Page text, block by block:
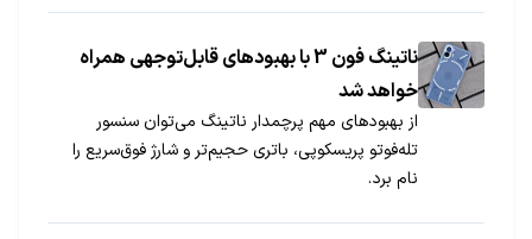
ناتینگ فون 3 با بهبودهای قابل‌توجهی همراه
خواهد شد
از بهبودهای مهم پرچمدار ناتینگ می‌توان سنسور
تله‌فوتو پریسکوپی، باتری حجیم‌تر و شارژ فوق‌سریع را
نام برد.